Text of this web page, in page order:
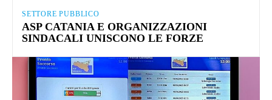
SETTORE PUBBLICO
ASP CATANIA E ORGANIZZAZIONI
SINDACALI UNISCONO LE FORZE